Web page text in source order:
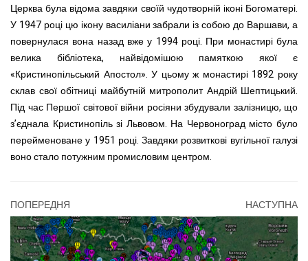
Церква була відома завдяки своїй чудотворній іконі Богоматері.
У 1947 році цю ікону василіани забрали із собою до Варшави, а
повернулася вона назад вже у 1994 році. При монастирі була
велика бібліотека, найвідомішою памяткою якої є
«Кристинопільський Апостол». У цьому ж монастирі 1892 року
склав свої обітниці майбутній митрополит Андрій Шептицький.
Під час Першої світової війни росіяни збудували залізницю, що
з’єднала Кристинопіль зі Львовом. На Червоноград місто було
перейменоване у 1951 році. Завдяки розвиткові вугільної галузі
воно стало потужним промисловим центром.
ПОПЕРЕДНЯ НАСТУПНА